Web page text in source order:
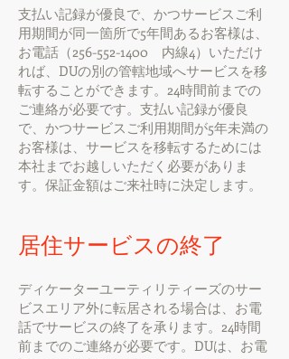
支払い記録が優良で、かつサービスご利
用期間が同一箇所で5年間あるお客様は、
お電話（256-552-1400 内線4）いただけ
れば、DUの別の管轄地域へサービスを移
転することができます。24時間前までの
ご連絡が必要です。支払い記録が優良
で、かつサービスご利用期間が5年未満の
お客様は、サービスを移転するためには
本社までお越しいただく必要がありま
す。保証金額はご来社時に決定します。
居住サービスの終了
ディケーターユーティリティーズのサー
ビスエリア外に転居される場合は、お電
話でサービスの終了を承ります。24時間
前までのご連絡が必要です。DUは、お電